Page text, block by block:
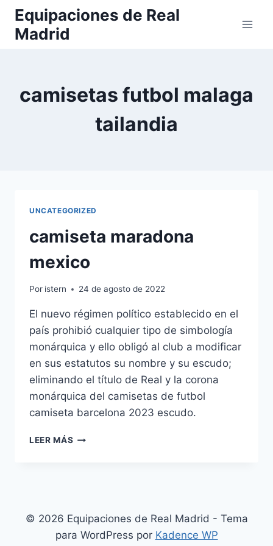
Saltar
contenido
Equipaciones de Real
Madrid
camisetas futbol malaga
tailandia
UNCATEGORIZED
camiseta maradona
mexico
Por istern 24 de agosto de 2022
El nuevo régimen político establecido en el
país prohibió cualquier tipo de simbología
monárquica y ello obligó al club a modificar
en sus estatutos su nombre y su escudo;
eliminando el título de Real y la corona
monárquica del camisetas de futbol
camiseta barcelona 2023 escudo.
LEER MÁS CAMISETA
© 2026 Equipaciones de Real Madrid - Tema
para WordPress por Kadence WP